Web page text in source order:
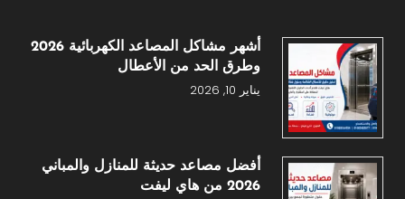
أشهر مشاكل المصاعد الكهربائية 2026
وطرق الحد من الأعطال
يناير 10, 2026
أفضل مصاعد حديثة للمنازل والمباني
2026 من هاي ليفت